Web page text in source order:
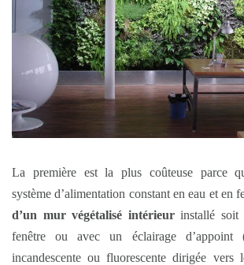
La première est la plus coûteuse parce
système d’alimentation constant en eau et en
d’un mur végétalisé intérieurinstallé soit
fenêtre ou avec un éclairage d’appoint
incandescente ou fluorescente dirigée vers